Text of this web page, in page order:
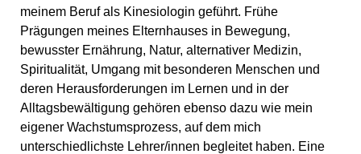
meinem Beruf als Kinesiologin geführt. Frühe
Prägungen meines Elternhauses in Bewegung,
bewusster Ernährung, Natur, alternativer Medizin,
Spiritualität, Umgang mit besonderen Menschen und
deren Herausforderungen im Lernen und in der
Alltagsbewältigung gehören ebenso dazu wie mein
eigener Wachstumsprozess, auf dem mich
unterschiedlichste Lehrer/innen begleitet haben. Eine